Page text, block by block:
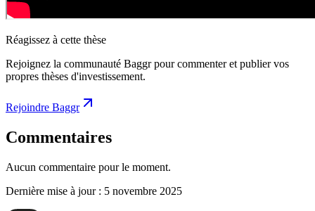
Réagissez à cette thèse
Rejoignez la communauté Baggr pour commenter et publier vos
propres thèses d'investissement.
Rejoindre Baggr
Commentaires
Aucun commentaire pour le moment.
Dernière mise à jour : 5 novembre 2025